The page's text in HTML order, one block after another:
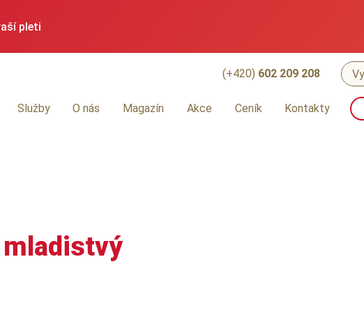
pleti
ceny
potěší
vyšetření znamének
(+420) 602 209 208
Služby O nás Magazín Akce Ceník Kontakty
mladistvý